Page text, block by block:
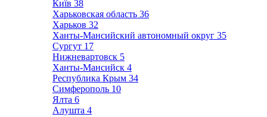
Київ 38
Харьковская область 36
Харьков 32
Ханты-Мансийский автономный округ 35
Сургут 17
Нижневартовск 5
Ханты-Мансийск 4
Республика Крым 34
Симферополь 10
Ялта 6
Алушта 4